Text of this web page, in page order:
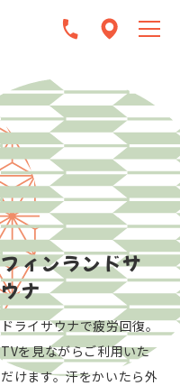
フィンランドサ
ウナ
ドライサウナで疲労回復。
TVを見ながらご利用いた
だけます。汗をかいたら外